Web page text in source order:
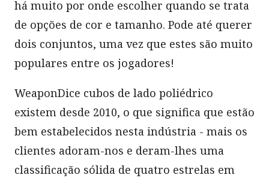
há muito por onde escolher quando se trata
de opções de cor e tamanho. Pode até querer
dois conjuntos, uma vez que estes são muito
populares entre os jogadores!
WeaponDice cubos de lado poliédrico
existem desde 2010, o que significa que estão
bem estabelecidos nesta indústria - mais os
clientes adoram-nos e deram-lhes uma
classificação sólida de quatro estrelas em